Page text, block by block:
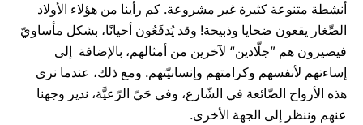
أنشطة متنوعة كثيرة غير مشروعة. كم رأينا من هؤلاء الأولاد
الصِّغار يقعون ضحايا وذبيحة! وقد يُدفَعُون أحيانًا، بشكل مأساويّ
فيصيرون هم ”جلّادين“ لآخرين من أمثالهم، بالإضافة إلى
إساءتهم لأنفسهم وكرامتهم وإنسانيّتهم. ومع ذلك، عندما نرى
هذه الأرواح الضّائعة في الشّارع، وفي حَيّ الرّعيَّة، ندير وجهنا
عنهم وننظر إلى الجهة الأخرى.